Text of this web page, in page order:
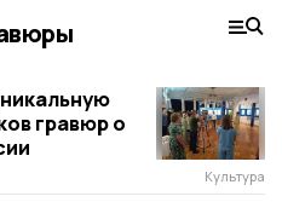
гравюр о
Культура